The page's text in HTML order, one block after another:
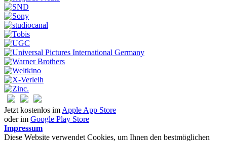
Jetzt kostenlos im Apple App Store
oder im Google Play Store
Impressum
Diese Website verwendet Cookies, um Ihnen den bestmöglichen